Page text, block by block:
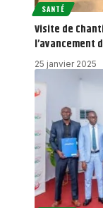
SANTÉ
Visite de
l’avancement
25 janvier 2025